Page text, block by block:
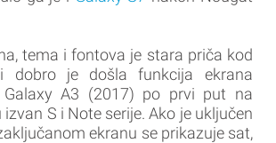
tema i fontova je stara priča kod
dobro je došla funkcija ekrana
Galaxy A3 (2017) po prvi put na
S i Note serije. Ako je uključen
ekranu se prikazuje sat,